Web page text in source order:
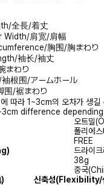
全長/着丈
Width/肩宽/肩幅
胸围/胸まわり
袖长/袖丈
まわり
根围/アームホール
围/裾まわり
따라 1~3cm의 오차가 생길
difference
오트밀
폴리에
FREE
드라이
38g
중국
신축성(Flexibility/